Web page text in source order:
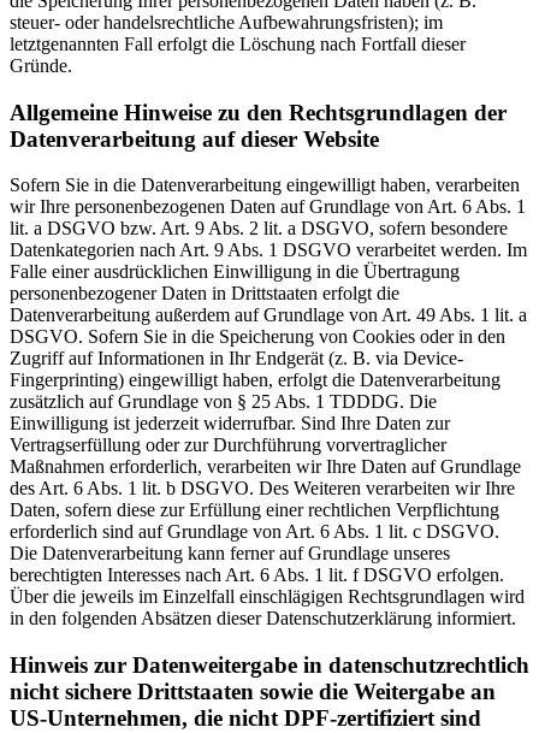
steuer- oder handelsrechtliche Aufbewahrungsfristen); im
letztgenannten Fall erfolgt die Löschung nach Fortfall dieser
Gründe.
Allgemeine Hinweise zu den Rechtsgrundlagen der
Datenverarbeitung auf dieser Website
Sofern Sie in die Datenverarbeitung eingewilligt haben, verarbeiten
wir Ihre personenbezogenen Daten auf Grundlage von Art. 6 Abs. 1
lit. a DSGVO bzw. Art. 9 Abs. 2 lit. a DSGVO, sofern besondere
Datenkategorien nach Art. 9 Abs. 1 DSGVO verarbeitet werden. Im
Falle einer ausdrücklichen Einwilligung in die Übertragung
personenbezogener Daten in Drittstaaten erfolgt die
Datenverarbeitung außerdem auf Grundlage von Art. 49 Abs. 1 lit. a
DSGVO. Sofern Sie in die Speicherung von Cookies oder in den
Zugriff auf Informationen in Ihr Endgerät (z. B. via Device-
Fingerprinting) eingewilligt haben, erfolgt die Datenverarbeitung
zusätzlich auf Grundlage von § 25 Abs. 1 TDDDG. Die
Einwilligung ist jederzeit widerrufbar. Sind Ihre Daten zur
Vertragserfüllung oder zur Durchführung vorvertraglicher
Maßnahmen erforderlich, verarbeiten wir Ihre Daten auf Grundlage
des Art. 6 Abs. 1 lit. b DSGVO. Des Weiteren verarbeiten wir Ihre
Daten, sofern diese zur Erfüllung einer rechtlichen Verpflichtung
erforderlich sind auf Grundlage von Art. 6 Abs. 1 lit. c DSGVO.
Die Datenverarbeitung kann ferner auf Grundlage unseres
berechtigten Interesses nach Art. 6 Abs. 1 lit. f DSGVO erfolgen.
Über die jeweils im Einzelfall einschlägigen Rechtsgrundlagen wird
in den folgenden Absätzen dieser Datenschutzerklärung informiert.
Hinweis zur Datenweitergabe in datenschutzrechtlich
nicht sichere Drittstaaten sowie die Weitergabe an
US-Unternehmen, die nicht DPF-zertifiziert sind